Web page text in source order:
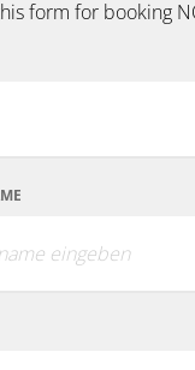
form for booking